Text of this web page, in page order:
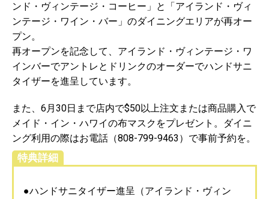
ンド・ヴィンテージ・コーヒー」と「アイランド・ヴィ
ンテージ・ワイン・バー」のダイニングエリアが再オー
プン。
再オープンを記念して、アイランド・ヴィンテージ・ワ
インバーでアントレとドリンクのオーダーでハンドサニ
タイザーを進呈しています。
また、6月30日まで店内で$50以上注文または商品購入で
メイド・イン・ハワイの布マスクをプレゼント。ダイニ
ング利用の際はお電話（808-799-9463）で事前予約を。
特典詳細
●ハンドサニタイザー進呈（アイランド・ヴィン